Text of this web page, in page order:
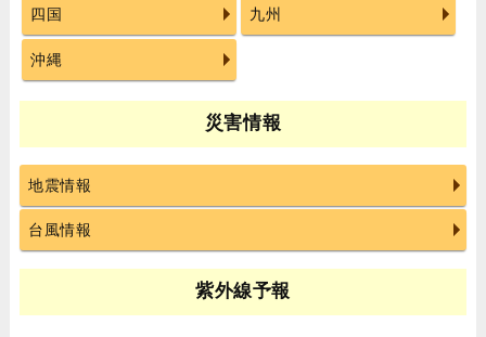
四国 九州
沖縄
災害情報
地震情報
台風情報
紫外線予報